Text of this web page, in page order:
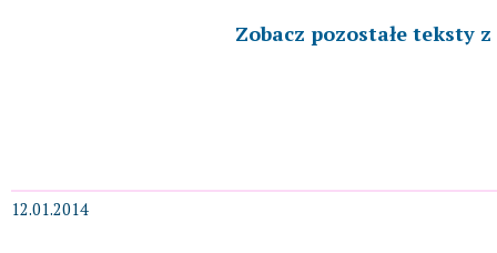
Zobacz pozostałe teksty
12.01.2014